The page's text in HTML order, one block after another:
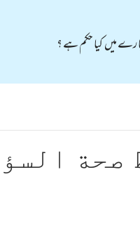
رے میں کیا حکم ہے ؟
صحة